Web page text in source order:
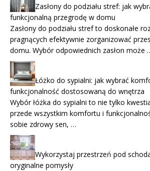
Zasłony do podziału stref: jak
funkcjonalną przegrodę w domu
Zasłony do podziału stref to doskonałe
pragnących efektywnie zorganizować
domu. Wybór odpowiednich zasłon może
Łóżko do sypialni: jak wybrać
funkcjonalność dostosowaną do wnętrza
Wybór łóżka do sypialni to nie tylko
przede wszystkim komfortu i
sobie zdrowy sen, …
Wykorzystaj przestrzeń pod
oryginalne pomysły